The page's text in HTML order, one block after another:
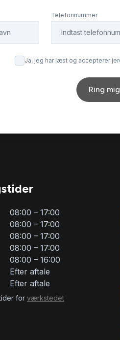
Telefonnummer
Ja, jeg har læst og accepterer
Ring
08:00 – 17:00
08:00 – 17:00
08:00 – 17:00
08:00 – 17:00
08:00 – 16:00
Efter aftale
Efter aftale
for værkstedet